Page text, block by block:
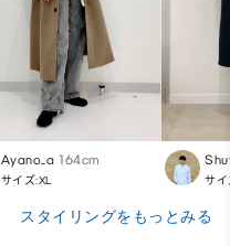
Ayano_a 164cm
サイズ:XL サ
スタイリングをもっとみる